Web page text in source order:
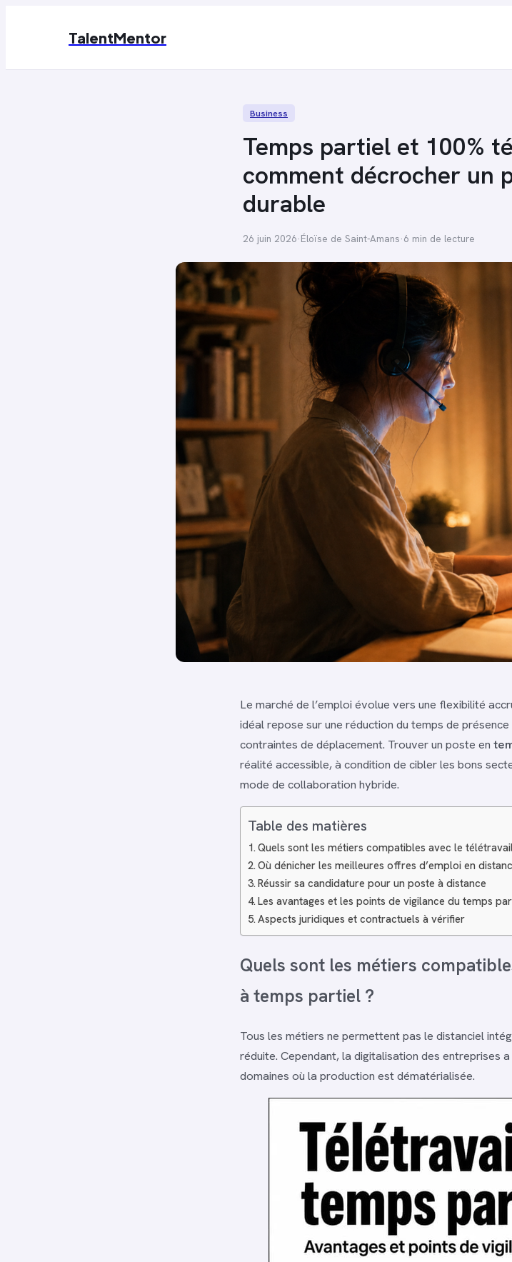
TalentMentor
Business
Temps partiel et 100%
comment décrocher un
durable
26 juin 2026·Éloïse de Saint-Amans·6 min de lecture
Le marché de l’emploi évolue vers une flexibilité
idéal repose sur une réduction du temps de
contraintes de déplacement. Trouver un poste en
réalité accessible, à condition de cibler les bons
mode de collaboration hybride.
Table des matières
Quels sont les métiers compatibles avec le
Où dénicher les meilleures offres d’emploi en
Réussir sa candidature pour un poste à distance
Les avantages et les points de vigilance du temps
Aspects juridiques et contractuels à vérifier
Quels sont les métiers
à temps partiel ?
Tous les métiers ne permettent pas le distanciel
réduite. Cependant, la digitalisation des entreprises
domaines où la production est dématérialisée.